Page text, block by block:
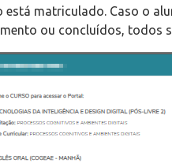
está matriculado. Caso o
ou concluídos, todos